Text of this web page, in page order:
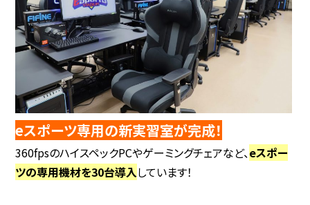
eスポーツ専用の新実習室が完成！
360fpsのハイスペックPCやゲーミングチェアなど、eスポー
ツの専用機材を30台導入しています！